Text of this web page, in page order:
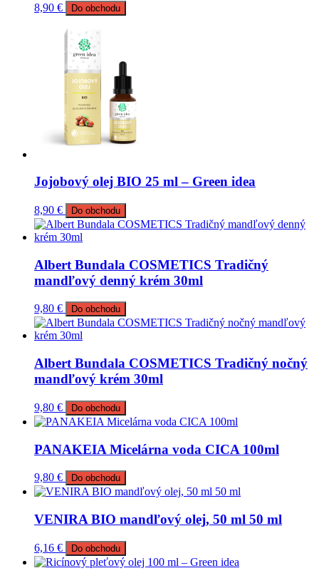
8,90 € Do obchodu
Jojobový olej BIO 25 ml – Green idea
8,90 € Do obchodu
Albert Bundala COSMETICS Tradičný
mandľový denný krém 30ml
9,80 € Do obchodu
Albert Bundala COSMETICS Tradičný nočný
mandľový krém 30ml
9,80 € Do obchodu
PANAKEIA Micelárna voda CICA 100ml
9,80 € Do obchodu
VENIRA BIO mandľový olej, 50 ml 50 ml
6,16 € Do obchodu